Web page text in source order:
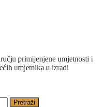
primijenjene umjetnosti i
umjetnika u izradi